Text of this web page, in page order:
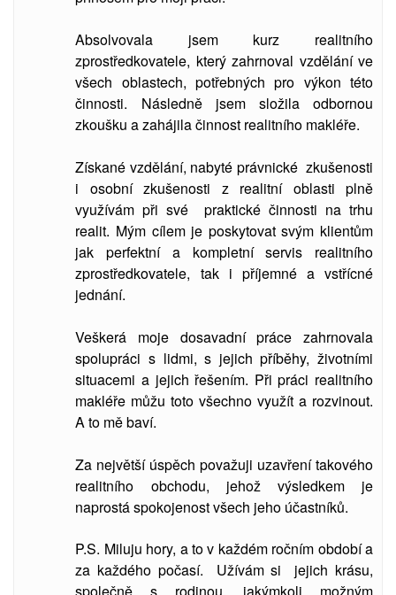
Absolvovala jsem kurz realitního
zprostředkovatele, který zahrnoval vzdělání ve
všech oblastech, potřebných pro výkon této
činnosti. Následně jsem složila odbornou
zkoušku a zahájila činnost realitního makléře.
Získané vzdělání, nabyté právnické zkušenosti
i osobní zkušenosti z realitní oblasti plně
využívám při své praktické činnosti na trhu
realit. Mým cílem je poskytovat svým klientům
jak perfektní a kompletní servis realitního
zprostředkovatele, tak i příjemné a vstřícné
jednání.
Veškerá moje dosavadní práce zahrnovala
spolupráci s lidmi, s jejich příběhy, životními
situacemi a jejich řešením. Při práci realitního
makléře můžu toto všechno využít a rozvinout.
A to mě baví.
Za největší úspěch považuji uzavření takového
realitního obchodu, jehož výsledkem je
naprostá spokojenost všech jeho účastníků.
P.S. Miluju hory, a to v každém ročním období a
za každého počasí. Užívám si jejich krásu,